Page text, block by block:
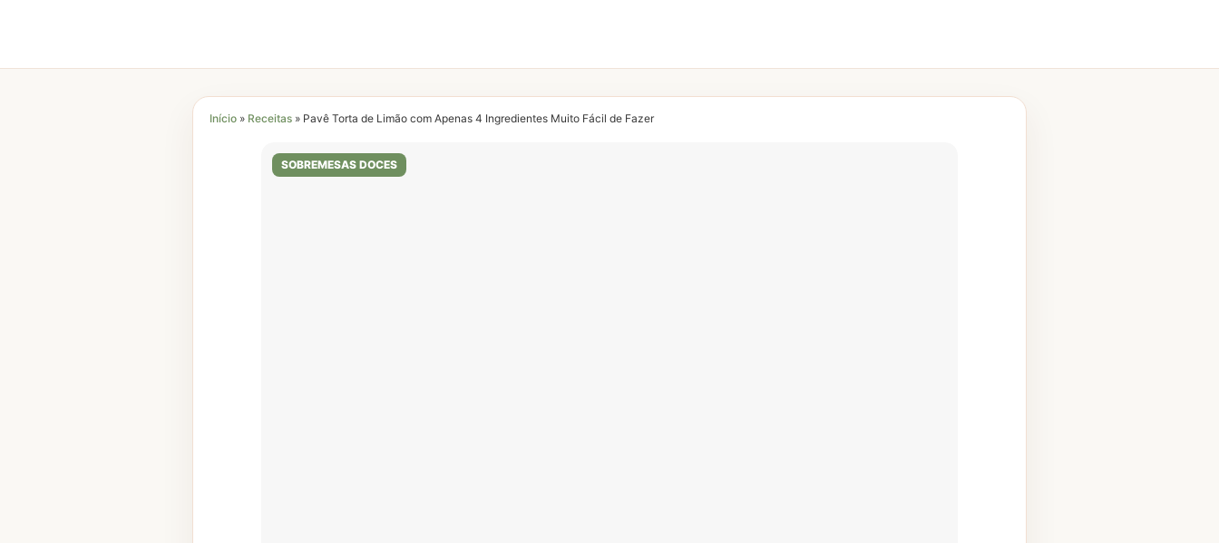
Início » Receitas » Pavê Torta de Limão com Apenas 4 Ingredientes Muito Fácil de Fazer
SOBREMESAS DOCES